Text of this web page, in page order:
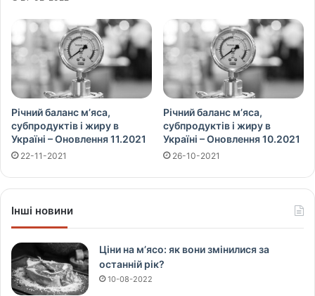
Річний баланс м’яса,
субпродуктів і жиру в
Україні – Оновлення 11.2021
22-11-2021
Річний баланс м’яса,
субпродуктів і жиру в
Україні – Оновлення 10.2021
26-10-2021
Інші новини
Ціни на м’ясо: як вони змінилися за
останній рік?
10-08-2022